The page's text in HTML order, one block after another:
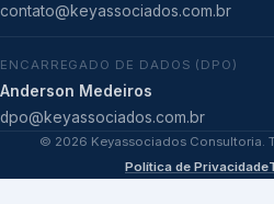
contato@keyassociados.com.br
ENCARREGADO DE DADOS (DPO)
Anderson Medeiros
dpo@keyassociados.com.br
© 2026 Keyassociados Consultoria.
Política de Privacidade